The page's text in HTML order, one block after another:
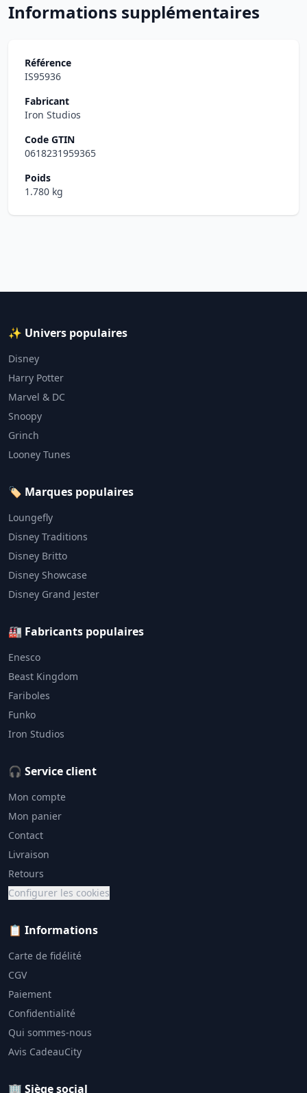
Informations supplémentaires
Référence
IS95936
Fabricant
Iron Studios
Code GTIN
0618231959365
Poids
1.780 kg
✨ Univers populaires
Disney
Harry Potter
Marvel & DC
Snoopy
Grinch
Looney Tunes
🏷️ Marques populaires
Loungefly
Disney Traditions
Disney Britto
Disney Showcase
Disney Grand Jester
🏭 Fabricants populaires
Enesco
Beast Kingdom
Fariboles
Funko
Iron Studios
🎧 Service client
Mon compte
Mon panier
Contact
Livraison
Retours
Configurer les cookies
📋 Informations
Carte de fidélité
CGV
Paiement
Confidentialité
Qui sommes-nous
Avis CadeauCity
🏢 Siège social